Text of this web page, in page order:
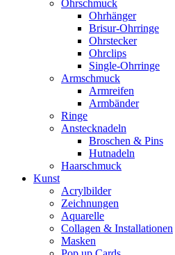
Ohrschmuck
Ohrhänger
Brisur-Ohrringe
Ohrstecker
Ohrclips
Single-Ohrringe
Armschmuck
Armreifen
Armbänder
Ringe
Anstecknadeln
Broschen & Pins
Hutnadeln
Haarschmuck
Kunst
Acrylbilder
Zeichnungen
Aquarelle
Collagen & Installationen
Masken